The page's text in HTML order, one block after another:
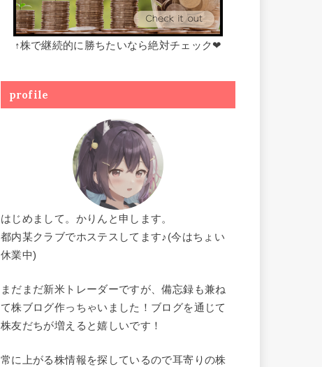
↑株で継続的に勝ちたいなら絶対チェック❤
profile
はじめまして。かりんと申します。
都内某クラブでホステスしてます♪(今はちょい
休業中)
まだまだ新米トレーダーですが、備忘録も兼ね
て株ブログ作っちゃいました！ブログを通じて
株友だちが増えると嬉しいです！
常に上がる株情報を探しているので耳寄りの株